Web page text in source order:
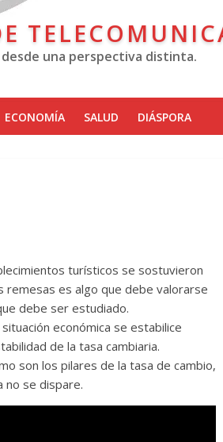
una perspectiva distinta.
ECONOMÍA SALUD DIÁSPORA
turísticos se sostuvieron
remesas es algo que debe valorarse
debe ser estudiado.
económica se estabilice
de la tasa cambiaria.
son los pilares de la tasa de cambio,
no se dispare.